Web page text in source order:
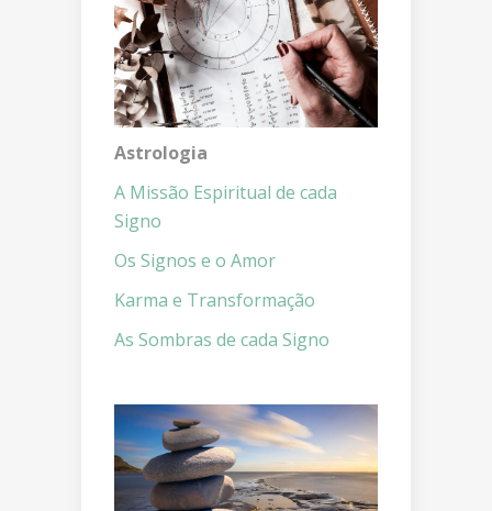
Astrologia
A Missão Espiritual de cada
Signo
Os Signos e o Amor
Karma e Transformação
As Sombras de cada Signo